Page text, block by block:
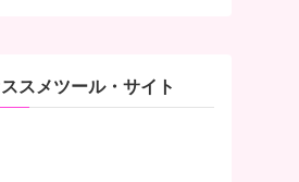
スメツール・サイト